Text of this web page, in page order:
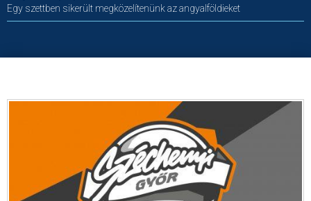
Egy szettben sikerült megközelítenünk az angyalföldieket